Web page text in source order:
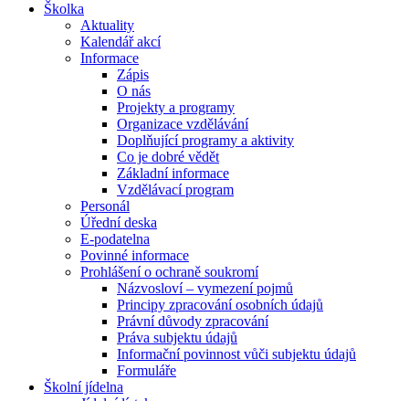
Školka
Aktuality
Kalendář akcí
Informace
Zápis
O nás
Projekty a programy
Organizace vzdělávání
Doplňující programy a aktivity
Co je dobré vědět
Základní informace
Vzdělávací program
Personál
Úřední deska
E-podatelna
Povinné informace
Prohlášení o ochraně soukromí
Názvosloví – vymezení pojmů
Principy zpracování osobních údajů
Právní důvody zpracování
Práva subjektu údajů
Informační povinnost vůči subjektu údajů
Formuláře
Školní jídelna